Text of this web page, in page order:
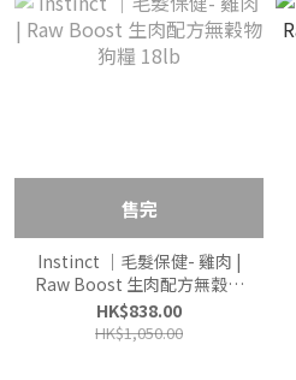
售完
Instinct ｜毛髮保健- 雞肉 |
Raw Boost 生肉配方無穀物
狗糧 18lb
HK$838.00
HK$1,050.00